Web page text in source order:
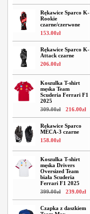
Rękawice Sparco K-
Rookie
czarne/czerwone
153.00zł
Rękawice Sparco K-
Attack czarne
206.00zł
Koszulka T-shirt
męska Team
Scuderia Ferrari F1
2025
309.00zł 216.00zł
Rękawice Sparco
MECA-3 czarne
158.00zł
Koszulka T-shirt
męska Drivers
Oversized Team
biała Scuderia
Ferrari F1 2025
399.00zł 239.00zł
Czapka z daszkiem